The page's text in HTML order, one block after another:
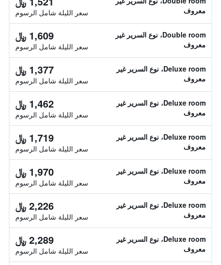
معروف
سعر الليلة شامل الرسوم
Double room، نوع السرير غير
معروف
1,609 ﷼
سعر الليلة شامل الرسوم
Deluxe room، نوع السرير غير
معروف
1,377 ﷼
سعر الليلة شامل الرسوم
Deluxe room، نوع السرير غير
معروف
1,462 ﷼
سعر الليلة شامل الرسوم
Deluxe room، نوع السرير غير
معروف
1,719 ﷼
سعر الليلة شامل الرسوم
Deluxe room، نوع السرير غير
معروف
1,970 ﷼
سعر الليلة شامل الرسوم
Deluxe room، نوع السرير غير
معروف
2,226 ﷼
سعر الليلة شامل الرسوم
Deluxe room، نوع السرير غير
معروف
2,289 ﷼
سعر الليلة شامل الرسوم